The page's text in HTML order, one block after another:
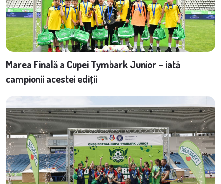
Marea Finală a Cupei Tymbark Junior – iată
campionii acestei ediții